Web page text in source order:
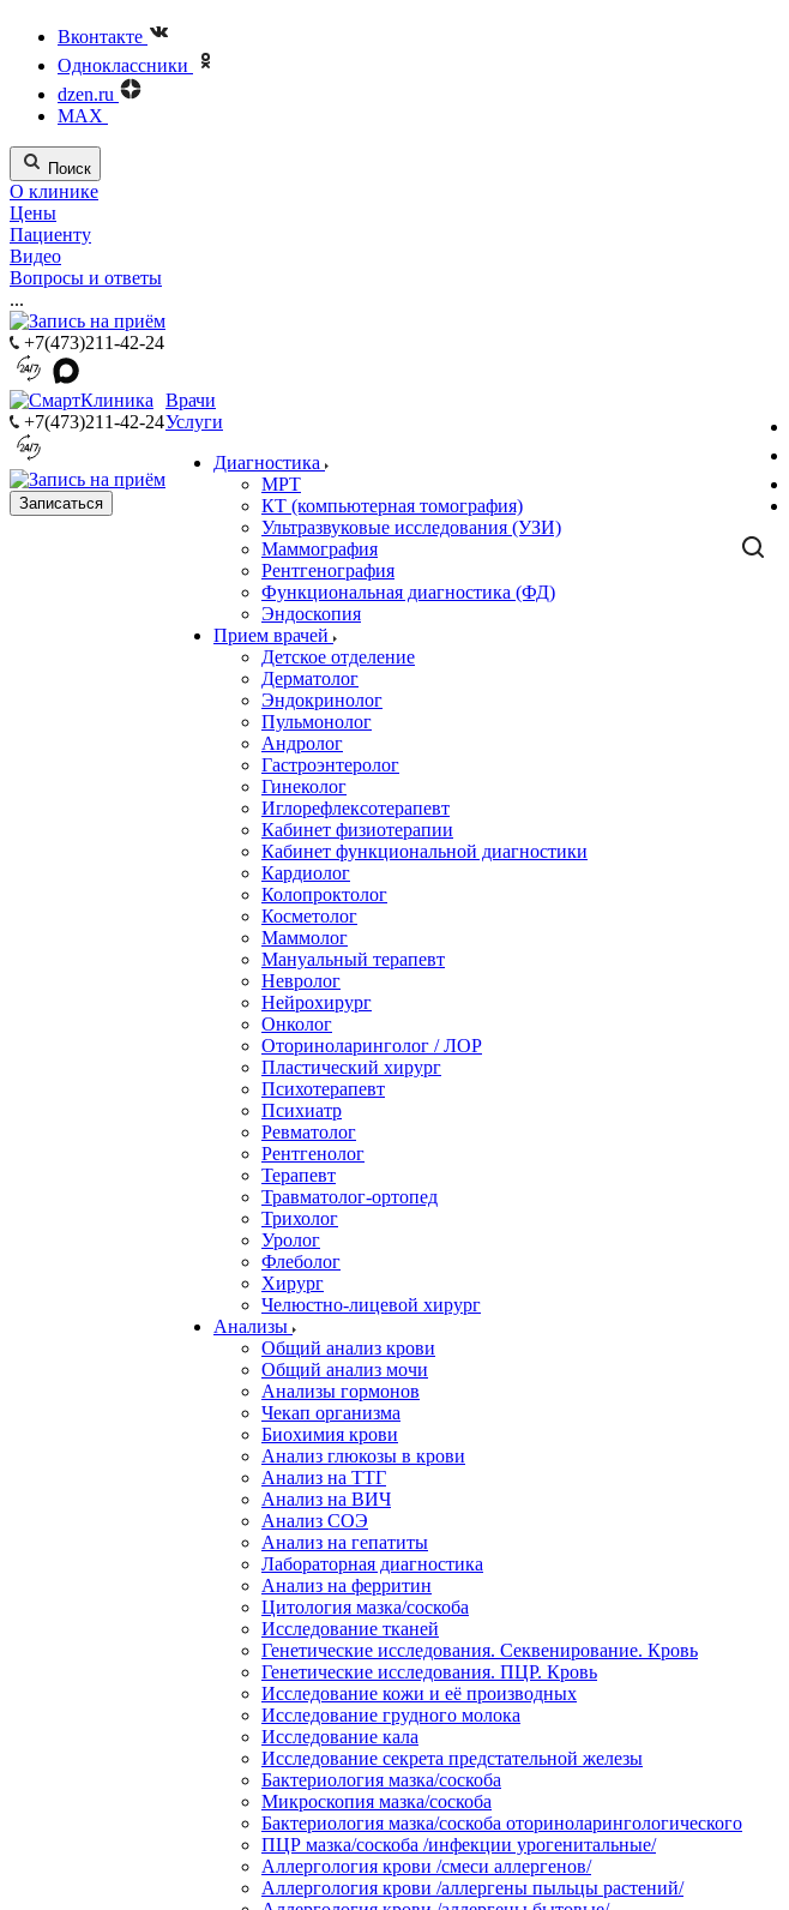
Вконтакте
Одноклассники
dzen.ru
MAX
Поиск
О клинике
Цены
Пациенту
Видео
Вопросы и ответы
...
+7(473)211-42-24
+7(473)211-42-24
Записаться
Врачи
Услуги
Диагностика
МРТ
КТ (компьютерная томография)
Ультразвуковые исследования (УЗИ)
Маммография
Рентгенография
Функциональная диагностика (ФД)
Эндоскопия
Прием врачей
Детское отделение
Дерматолог
Эндокринолог
Пульмонолог
Андролог
Гастроэнтеролог
Гинеколог
Иглорефлексотерапевт
Кабинет физиотерапии
Кабинет функциональной диагностики
Кардиолог
Колопроктолог
Косметолог
Маммолог
Мануальный терапевт
Невролог
Нейрохирург
Онколог
Оториноларинголог / ЛОР
Пластический хирург
Психотерапевт
Психиатр
Ревматолог
Рентгенолог
Терапевт
Травматолог-ортопед
Трихолог
Уролог
Флеболог
Хирург
Челюстно-лицевой хирург
Анализы
Общий анализ крови
Общий анализ мочи
Анализы гормонов
Чекап организма
Биохимия крови
Анализ глюкозы в крови
Анализ на ТТГ
Анализ на ВИЧ
Анализ СОЭ
Анализ на гепатиты
Лабораторная диагностика
Анализ на ферритин
Цитология мазка/соскоба
Исследование тканей
Генетические исследования. Секвенирование. Кровь
Генетические исследования. ПЦР. Кровь
Исследование кожи и её производных
Исследование грудного молока
Исследование кала
Исследование секрета предстательной железы
Бактериология мазка/соскоба
Микроскопия мазка/соскоба
Бактериология мазка/соскоба оториноларингологического
ПЦР мазка/соскоба /инфекции урогенитальные/
Аллергология крови /смеси аллергенов/
Аллергология крови /аллергены пыльцы растений/